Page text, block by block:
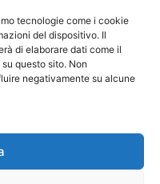
tecnologie come i cookie
del dispositivo. Il
di elaborare dati come il
questo sito. Non
negativamente su alcune
brand, renowned. ⚠